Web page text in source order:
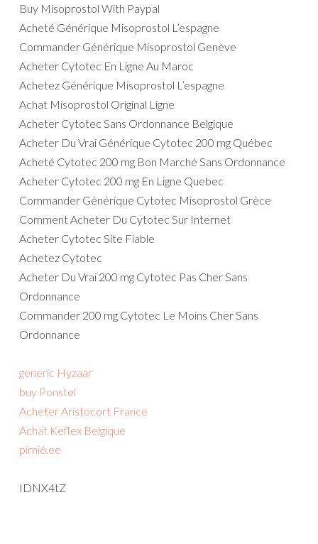
Buy Misoprostol With Paypal
Acheté Générique Misoprostol L’espagne
Commander Générique Misoprostol Genève
Acheter Cytotec En Ligne Au Maroc
Achetez Générique Misoprostol L’espagne
Achat Misoprostol Original Ligne
Acheter Cytotec Sans Ordonnance Belgique
Acheter Du Vrai Générique Cytotec 200 mg Québec
Acheté Cytotec 200 mg Bon Marché Sans Ordonnance
Acheter Cytotec 200 mg En Ligne Quebec
Commander Générique Cytotec Misoprostol Grèce
Comment Acheter Du Cytotec Sur Internet
Acheter Cytotec Site Fiable
Achetez Cytotec
Acheter Du Vrai 200 mg Cytotec Pas Cher Sans
Ordonnance
Commander 200 mg Cytotec Le Moins Cher Sans
Ordonnance
generic Hyzaar
buy Ponstel
Acheter Aristocort France
Achat Keflex Belgique
pirni6.ee
IDNX4tZ